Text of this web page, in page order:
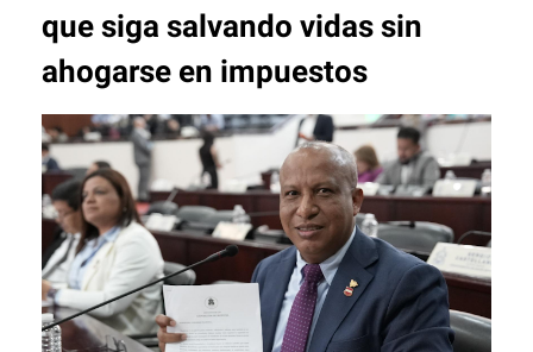
que siga salvando vidas sin
ahogarse en impuestos